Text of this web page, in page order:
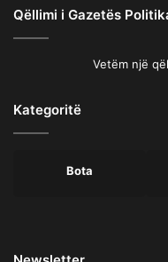
Qëllimi i Gazetës
Vetëm një
Kategoritë
Bota